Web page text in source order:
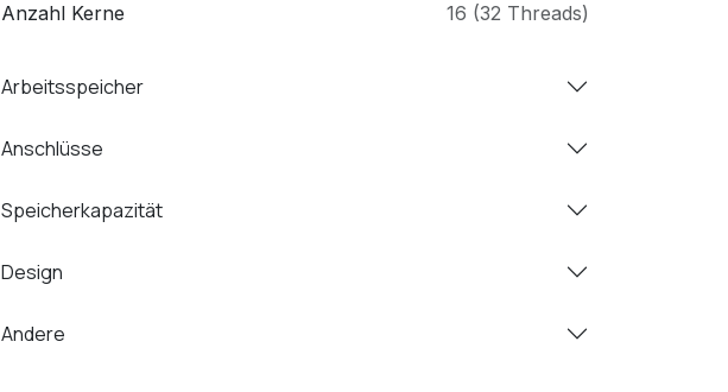
Anzahl Kerne 16 (32 Threads)
Arbeitsspeicher
Anschlüsse
Speicherkapazität
Design
Andere